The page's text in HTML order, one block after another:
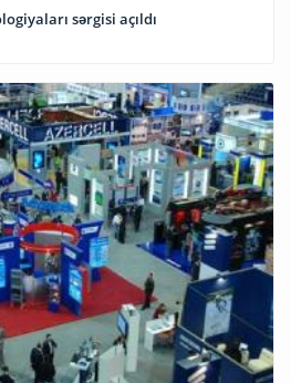
sərgisi açıldı